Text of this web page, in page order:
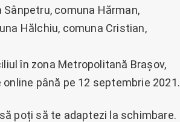
comuna Hărman,
Hălchiu, comuna Cristian,
în zona Metropolitană Brașov,
până pe 12 septembrie 2021.
poți să te adaptezi la schimbare.